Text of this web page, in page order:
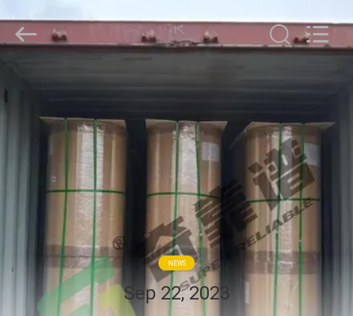
CASA
PRODOTTI
VIDEO
CIRCA
NOI
TECHNOLOGY
CO,LTD.
All
NEWS
Sep 22, 2023